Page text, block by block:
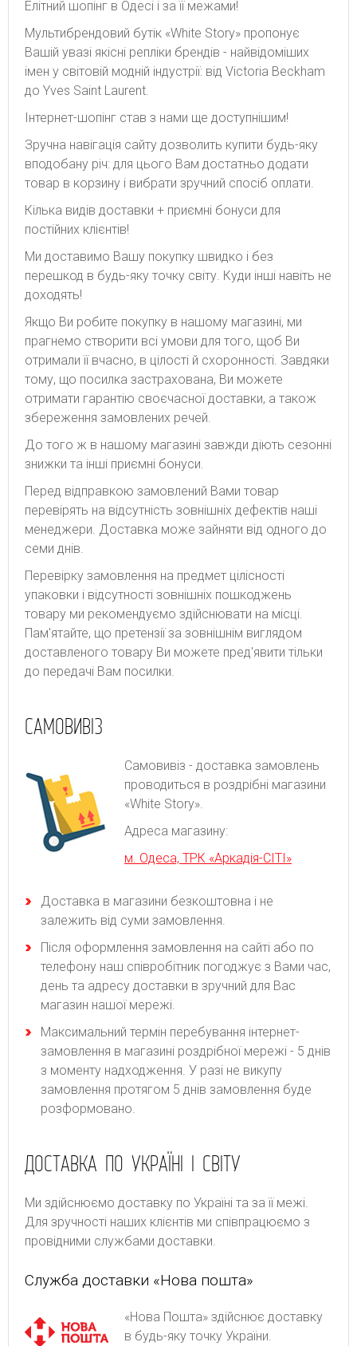
Елітний шопінг в Одесі і за її межами!
Мультибрендовий бутік «White Story» пропонує
Вашій увазі якісні репліки брендів - найвідоміших
імен у світовій модній індустрії: від Victoria Beckham
до Yves Saint Laurent.
Інтернет-шопінг став з нами ще доступнішим!
Зручна навігація сайту дозволить купити будь-яку
вподобану річ: для цього Вам достатньо додати
товар в корзину і вибрати зручний спосіб оплати.
Кілька видів доставки + приємні бонуси для
постійних клієнтів!
Ми доставимо Вашу покупку швидко і без
перешкод в будь-яку точку світу. Куди інші навіть не
доходять!
Якщо Ви робите покупку в нашому магазині, ми
прагнемо створити всі умови для того, щоб Ви
отримали її вчасно, в цілості й схоронності. Завдяки
тому, що посилка застрахована, Ви можете
отримати гарантію своєчасної доставки, а також
збереження замовлених речей.
До того ж в нашому магазині завжди діють сезонні
знижки та інші приємні бонуси.
Перед відправкою замовлений Вами товар
перевірять на відсутність зовнішніх дефектів наші
менеджери. Доставка може зайняти від одного до
семи днів.
Перевірку замовлення на предмет цілісності
упаковки і відсутності зовнішніх пошкоджень
товару ми рекомендуємо здійснювати на місці.
Пам'ятайте, що претензії за зовнішнім виглядом
доставленого товару Ви можете пред'явити тільки
до передачі Вам посилки.
САМОВИВІЗ
Самовивіз - доставка замовлень
проводиться в роздрібні магазини
«White Story».
Адреса магазину:
м. Одеса, ТРК «Аркадія-СІТІ»
Доставка в магазини безкоштовна і не
залежить від суми замовлення.
Після оформлення замовлення на сайті або по
телефону наш співробітник погоджує з Вами час,
день та адресу доставки в зручний для Вас
магазин нашої мережі.
Максимальний термін перебування інтернет-
замовлення в магазині роздрібної мережі - 5 днів
з моменту надходження. У разі не викупу
замовлення протягом 5 днів замовлення буде
розформовано.
ДОСТАВКА ПО УКРАЇНІ І СВІТУ
Ми здійснюємо доставку по Україні та за її межі.
Для зручності наших клієнтів ми співпрацюємо з
провідними службами доставки.
Служба доставки «Нова пошта»
«Нова Пошта» здійснює доставку
в будь-яку точку України.